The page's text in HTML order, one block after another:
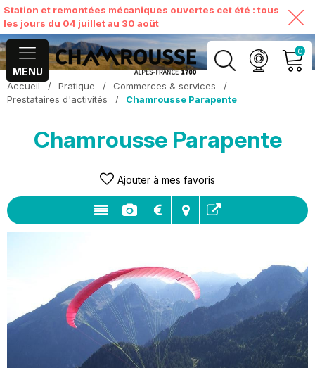
Station et remontées mécaniques ouvertes cet été : tous
les jours du 04 juillet au 30 août
MENU
0
MON COMPTE
VOIR MON PANIER
Accueil / Pratique / Commerces & services
/
Prestataires d'activités
/ Chamrousse Parapente
Chamrousse Parapente
Ajouter à mes favoris